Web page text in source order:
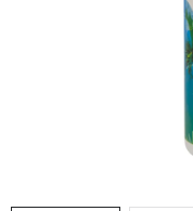
Általános Üzleti Feltételek